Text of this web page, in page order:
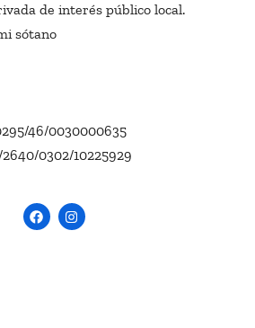
de interés público local.
sótano
46/0030000635
0302/10225929